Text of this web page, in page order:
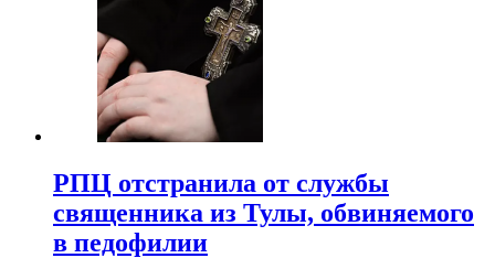
РПЦ отстранила от службы
священника из Тулы, обвиняемого
в педофилии